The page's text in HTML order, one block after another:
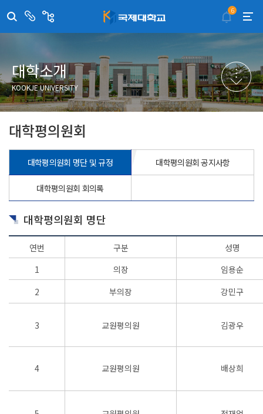
센
국제대학교 입학안내
학술정보원
학생생활관
국제교류센터
산학협력단
평생교육원
교수학습지원센터
무선인터넷이용안내
포탈사이트
증명발급사이트
국제무인항공
6
대학소개
KOOKJE UNIVERSITY
대학평의원회
대학평의원회 명단 및 규정 대학평의원회 공지사항
대학평의원회 회의록
대학평의원회 명단
연번 구분
성명
1
의장
임용순
2
부의장 강민구
3 교원평의원 김광우
4 교원평의원 배상희